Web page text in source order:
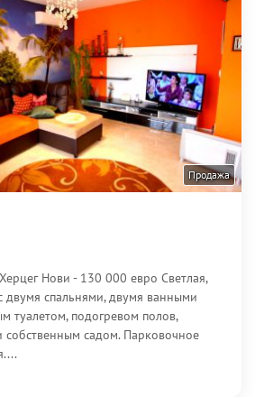
Продажа
Нови - 130 000 евро Светлая,
двумя спальнями, двумя ванными
туалетом, подогревом полов,
садом. Парковочное